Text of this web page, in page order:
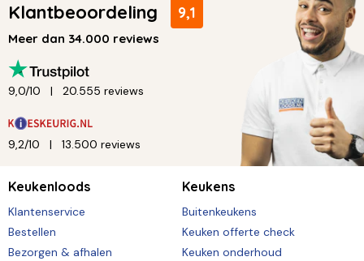
Klantbeoordeling 9,1
Meer dan 34.000 reviews
9,0/10 20.555 reviews
9,2/10 13.500 reviews
Keukenloods
Klantenservice
Bestellen
Bezorgen & afhalen
Keukens
Buitenkeukens
Keuken offerte check
Keuken onderhoud